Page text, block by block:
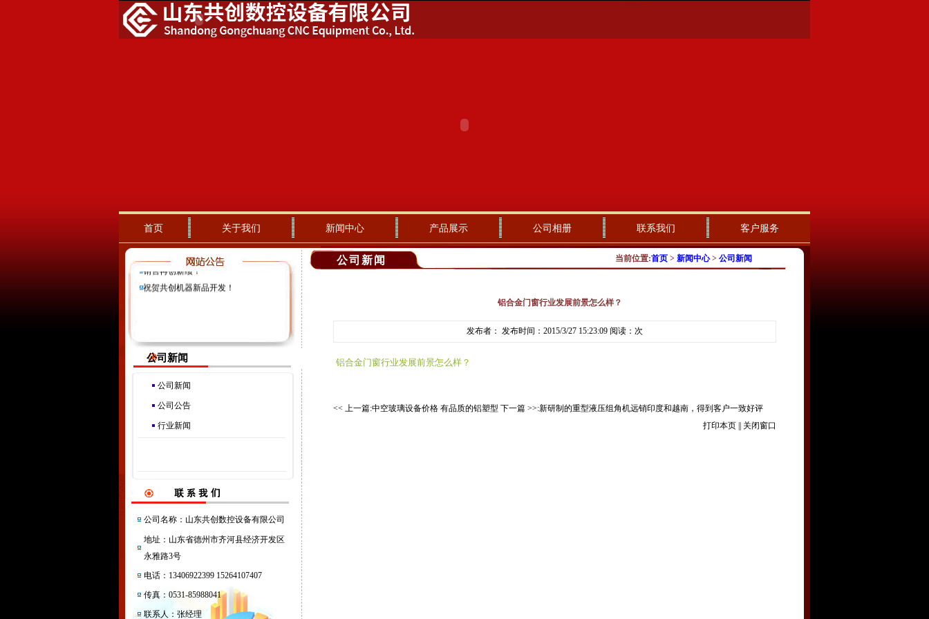
首页 关于我们 新闻中心 产品展示 公司相册 联系我们 客户服务
山东共创数控设备有限公司出口设备
销售再创新绩！
祝贺共创机器新品开发！
公司新闻
公司新闻
公司公告
行业新闻
公司名称：山东共创数控设备有限公司
地址：山东省德州市齐河县经济开发区
永雅路3号
电话：13406922399 15264107407
传真：0531-85988041
联系人：张经理
公司新闻 当前位置:首页 > 新闻中心> 公司新闻
铝合金门窗行业发展前景怎么样？
发布者： 发布时间：2015/3/27 15:23:09 阅读： 次
铝合金门窗行业发展前景怎么样？
<< 上一篇:中空玻璃设备价格 有品质的铝塑型 下一篇 >>:新研制的重型液压组角机远销印度和越南，得到客户一致好评
打印本页|| 关闭窗口